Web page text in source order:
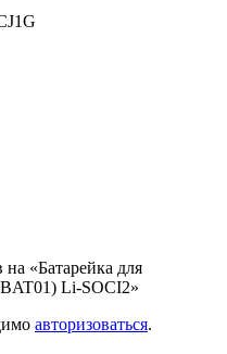
«Батарейка для
Li-SOCI2»
авторизоваться.